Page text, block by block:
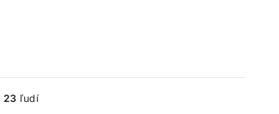
23 ľudí